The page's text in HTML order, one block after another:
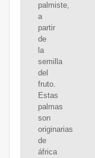
palmiste,
a
partir
de
la
semilla
del
fruto.
Estas
palmas
son
originarias
de
áfrica